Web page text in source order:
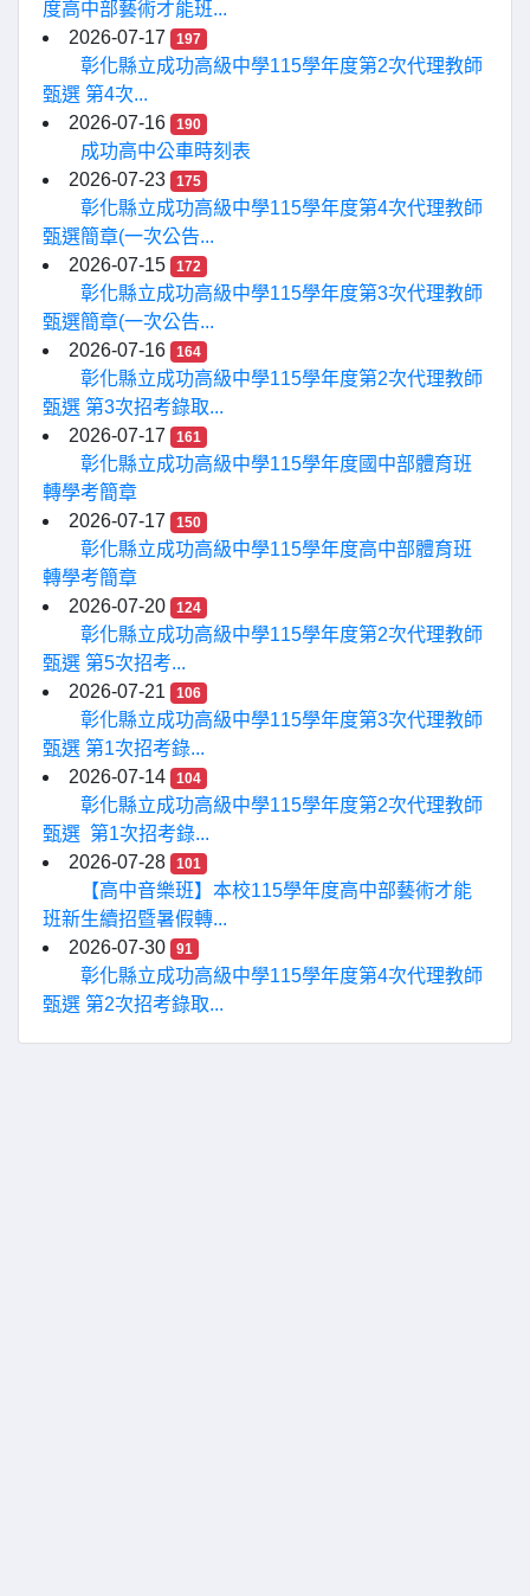
度高中部藝術才能班...
2026-07-17
197
彰化縣立成功高級中學115學年度第2次代理教師
甄選 第4次...
2026-07-16
190
成功高中公車時刻表
2026-07-23
175
彰化縣立成功高級中學115學年度第4次代理教師
甄選簡章(一次公告...
2026-07-15
172
彰化縣立成功高級中學115學年度第3次代理教師
甄選簡章(一次公告...
2026-07-16
164
彰化縣立成功高級中學115學年度第2次代理教師
甄選 第3次招考錄取...
2026-07-17
161
彰化縣立成功高級中學115學年度國中部體育班
轉學考簡章
2026-07-17
150
彰化縣立成功高級中學115學年度高中部體育班
轉學考簡章
2026-07-20
124
彰化縣立成功高級中學115學年度第2次代理教師
甄選 第5次招考...
2026-07-21
106
彰化縣立成功高級中學115學年度第3次代理教師
甄選 第1次招考錄...
2026-07-14
104
彰化縣立成功高級中學115學年度第2次代理教師
甄選 第1次招考錄...
2026-07-28
101
【高中音樂班】本校115學年度高中部藝術才能
班新生續招暨暑假轉...
2026-07-30
91
彰化縣立成功高級中學115學年度第4次代理教師
甄選 第2次招考錄取...